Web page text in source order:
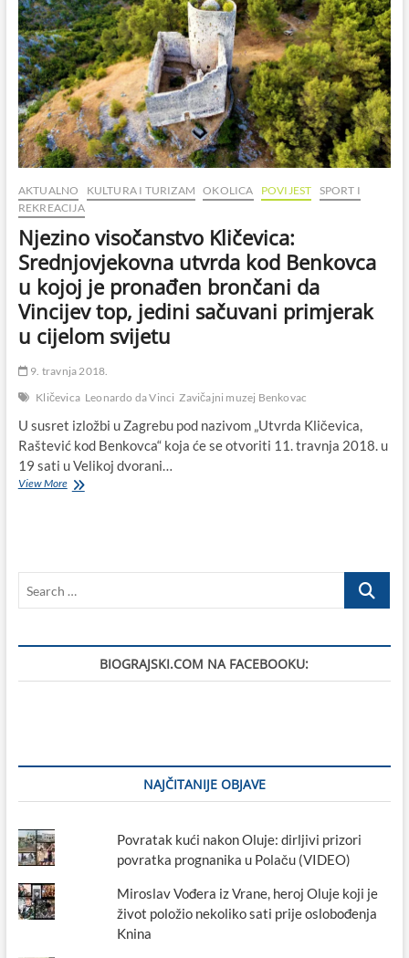
AKTUALNO KULTURA I TURIZAM OKOLICA POVIJEST SPORT I
REKREACIJA
Njezino visočanstvo Kličevica:
Srednjovjekovna utvrda kod Benkovca
u kojoj je pronađen brončani da
Vincijev top, jedini sačuvani primjerak
u cijelom svijetu
9. travnja 2018.
Kličevica Leonardo da Vinci Zavičajni muzej Benkovac
U susret izložbi u Zagrebu pod nazivom „Utvrda Kličevica,
Raštević kod Benkovca“ koja će se otvoriti 11. travnja 2018. u
19 sati u Velikoj dvorani…
View MoreNjezino
u
pronađen
brončani
da
Search
BIOGRAJSKI.COM NA FACEBOOKU:
NAJČITANIJE OBJAVE
Povratak kući nakon Oluje: dirljivi prizori
povratka prognanika u Polaču (VIDEO)
Miroslav Vođera iz Vrane, heroj Oluje koji je
život položio nekoliko sati prije oslobođenja
Knina